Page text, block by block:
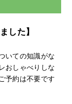
した】
いての知識がな
おしゃべりしな
予約は不要です